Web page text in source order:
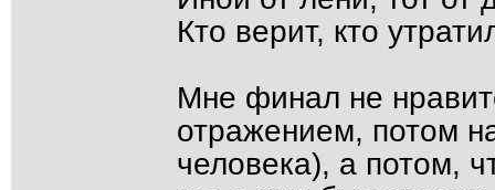
Кто верит, кто
Мне финал не
отражением, потом
человека), а потом,